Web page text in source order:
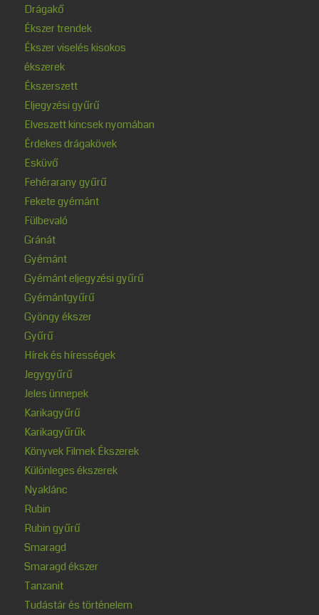
Drágakő
Ékszer trendek
Ékszer viselés kisokos
ékszerek
Ékszerszett
Eljegyzési gyűrű
Elveszett kincsek nyomában
Érdekes drágakövek
Esküvő
Fehérarany gyűrű
Fekete gyémánt
Fülbevaló
Gránát
Gyémánt
Gyémánt eljegyzési gyűrű
Gyémántgyűrű
Gyöngy ékszer
Gyűrű
Hírek és hírességek
Jegygyűrű
Jeles ünnepek
Karikagyűrű
Karikagyűrűk
Könyvek Filmek Ékszerek
Különleges ékszerek
Nyaklánc
Rubin
Rubin gyűrű
Smaragd
Smaragd ékszer
Tanzanit
Tudástár és történelem